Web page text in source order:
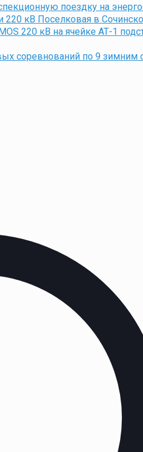
поездку на
кВ Поселковая в
220 кВ на ячейке АТ-1
соревнований по 9